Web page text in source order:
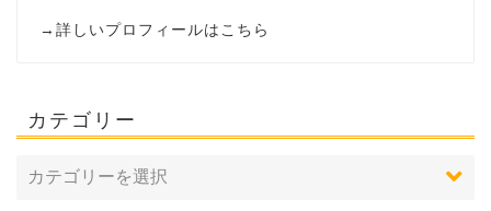
→ 詳しいプロフィールはこちら
カテゴリー